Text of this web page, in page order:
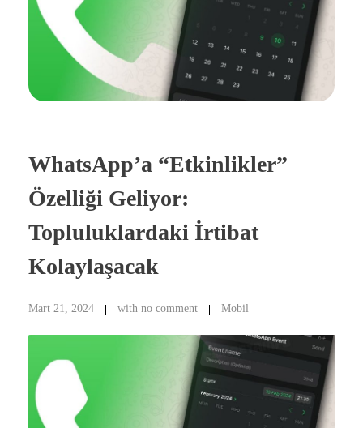
WhatsApp’a “Etkinlikler”
Özelliği Geliyor:
Topluluklardaki İrtibat
Kolaylaşacak
Mart 21, 2024 with no comment Mobil